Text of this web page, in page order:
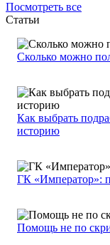
Посмотреть все
Статьи
Сколько можно
Как выбрать
историю
ГК «Император»:
Помощь не по